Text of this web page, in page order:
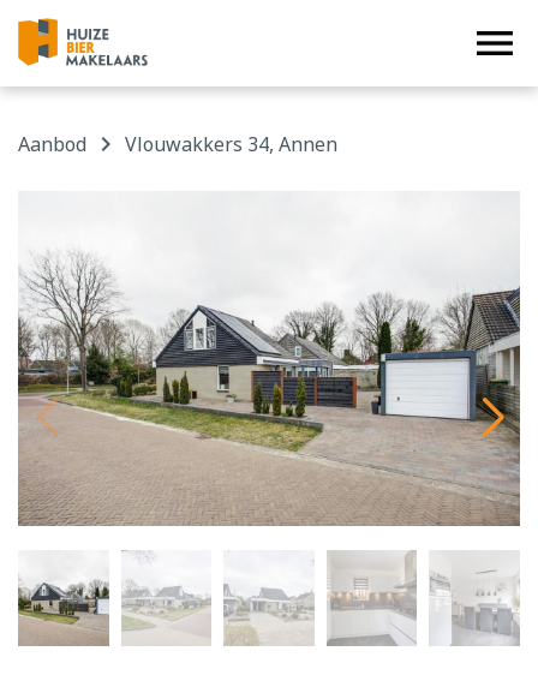
menu
Aanbod navigate_next Vlouwakkers 34, Annen

